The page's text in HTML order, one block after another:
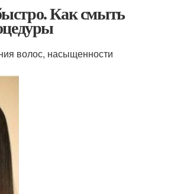
Как смыть
волос, насыщенности